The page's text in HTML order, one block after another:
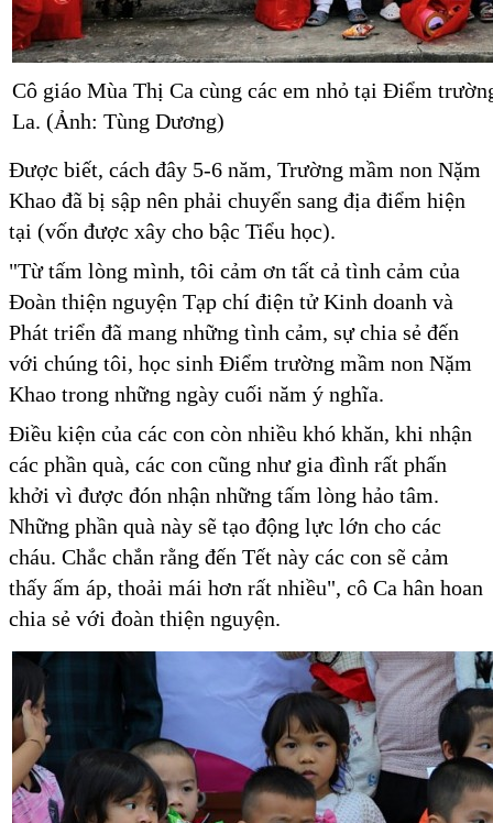
Cô giáo Mùa Thị Ca cùng các em nhỏ tại Điểm
La. (Ảnh: Tùng Dương)
Được biết, cách đây 5-6 năm, Trường mầm non Nặm
Khao đã bị sập nên phải chuyển sang địa điểm hiện
tại (vốn được xây cho bậc Tiểu học).
"Từ tấm lòng mình, tôi cảm ơn tất cả tình cảm của
Đoàn thiện nguyện Tạp chí điện tử Kinh doanh và
Phát triển đã mang những tình cảm, sự chia sẻ đến
với chúng tôi, học sinh Điểm trường mầm non Nặm
Khao trong những ngày cuối năm ý nghĩa.
Điều kiện của các con còn nhiều khó khăn, khi nhận
các phần quà, các con cũng như gia đình rất phấn
khởi vì được đón nhận những tấm lòng hảo tâm.
Những phần quà này sẽ tạo động lực lớn cho các
cháu. Chắc chắn rằng đến Tết này các con sẽ cảm
thấy ấm áp, thoải mái hơn rất nhiều", cô Ca hân hoan
chia sẻ với đoàn thiện nguyện.